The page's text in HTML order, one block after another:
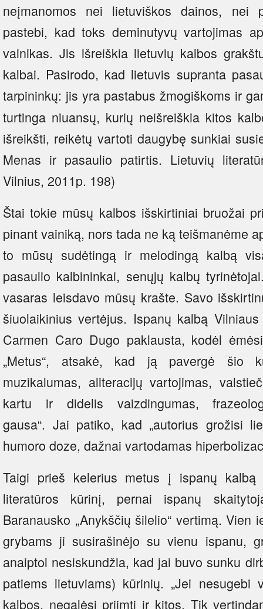
neįmanomos nei lietuviškos dainos, nei
pastebi, kad toks deminutyvų vartojimas
vainikas. Jis išreiškia lietuvių kalbos
kalbai. Pasirodo, kad lietuvis supranta
tarpininkų: jis yra pastabus žmogiškoms ir
turtinga niuansų, kurių neišreiškia kitos
išreikšti, reikėtų vartoti daugybę sunkiai
Menas ir pasaulio patirtis. Lietuvių
Vilnius, 2011p. 198)
Štai tokie mūsų kalbos išskirtiniai bruožai
pinant vainiką, nors tada ne ką teišmanėme
to mūsų sudėtingą ir melodingą kalbą
pasaulio kalbininkai, senųjų kalbų
vasaras leisdavo mūsų krašte. Savo
šiuolaikinius vertėjus. Ispanų kalbą
Carmen Caro Dugo paklausta, kodėl
„Metus“, atsakė, kad ją pavergė šio
muzikalumas, aliteracijų vartojimas,
kartu ir didelis vaizdingumas,
gausa“. Jai patiko, kad „autorius grožisi
humoro doze, dažnai vartodamas
Taigi prieš kelerius metus į ispanų
literatūros kūrinį, pernai ispanų
Baranausko „Anykščių šilelio“ vertimą. Vien
grybams ji susirašinėjo su vienu ispanu,
anaiptol nesiskundžia, kad jai buvo sunku
patiems lietuviams) kūrinių. „Jei nesugebi
kalbos, negalėsi priimti ir kitos. Tik